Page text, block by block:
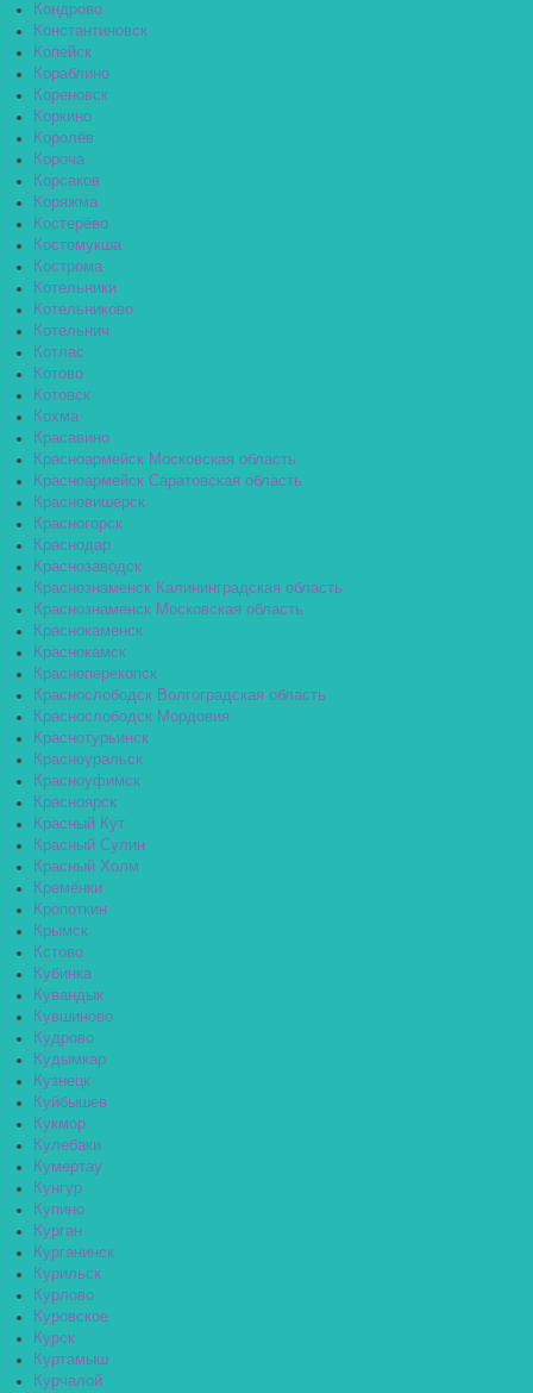
Кондрово
Константиновск
Копейск
Кораблино
Кореновск
Коркино
Королёв
Короча
Корсаков
Коряжма
Костерёво
Костомукша
Кострома
Котельники
Котельниково
Котельнич
Котлас
Котово
Котовск
Кохма
Красавино
Красноармейск Московская область
Красноармейск Саратовская область
Красновишерск
Красногорск
Краснодар
Краснозаводск
Краснознаменск Калининградская область
Краснознаменск Московская область
Краснокаменск
Краснокамск
Красноперекопск
Краснослободск Волгоградская область
Краснослободск Мордовия
Краснотурьинск
Красноуральск
Красноуфимск
Красноярск
Красный Кут
Красный Сулин
Красный Холм
Кремёнки
Кропоткин
Крымск
Кстово
Кубинка
Кувандык
Кувшиново
Кудрово
Кудымкар
Кузнецк
Куйбышев
Кукмор
Кулебаки
Кумертау
Кунгур
Купино
Курган
Курганинск
Курильск
Курлово
Куровское
Курск
Куртамыш
Курчалой